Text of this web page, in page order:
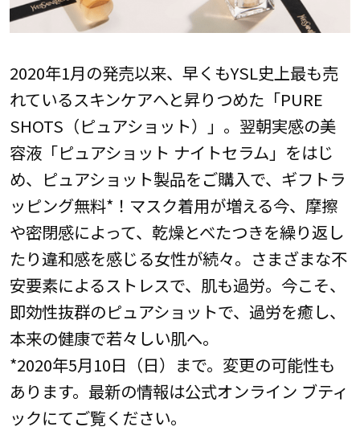
2020年1月の発売以来、早くもYSL史上最も売
れているスキンケアへと昇りつめた「PURE
SHOTS（ピュアショット）」。翌朝実感の美
容液「ピュアショット ナイトセラム」をはじ
め、ピュアショット製品をご購入で、ギフトラ
ッピング無料*！マスク着用が増える今、摩擦
や密閉感によって、乾燥とべたつきを繰り返し
たり違和感を感じる女性が続々。さまざまな不
安要素によるストレスで、肌も過労。今こそ、
即効性抜群のピュアショットで、過労を癒し、
本来の健康で若々しい肌へ。
*2020年5月10日（日）まで。変更の可能性も
あります。最新の情報は公式オンライン ブティ
ックにてご覧ください。